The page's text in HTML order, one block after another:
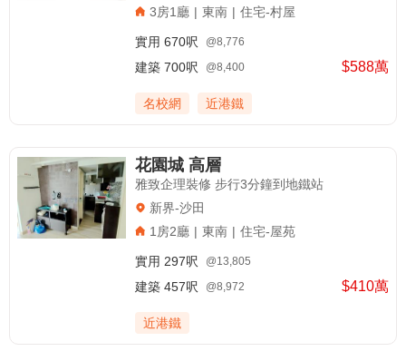
3房1廳 | 東南 | 住宅-村屋
$588萬
實用 670呎 @8,776
建築 700呎 @8,400
名校網 近港鐵
花園城 高層
雅致企理裝修 步行3分鐘到地鐵站
新界-沙田
1房2廳 | 東南 | 住宅-屋苑
$410萬
實用 297呎 @13,805
建築 457呎 @8,972
近港鐵